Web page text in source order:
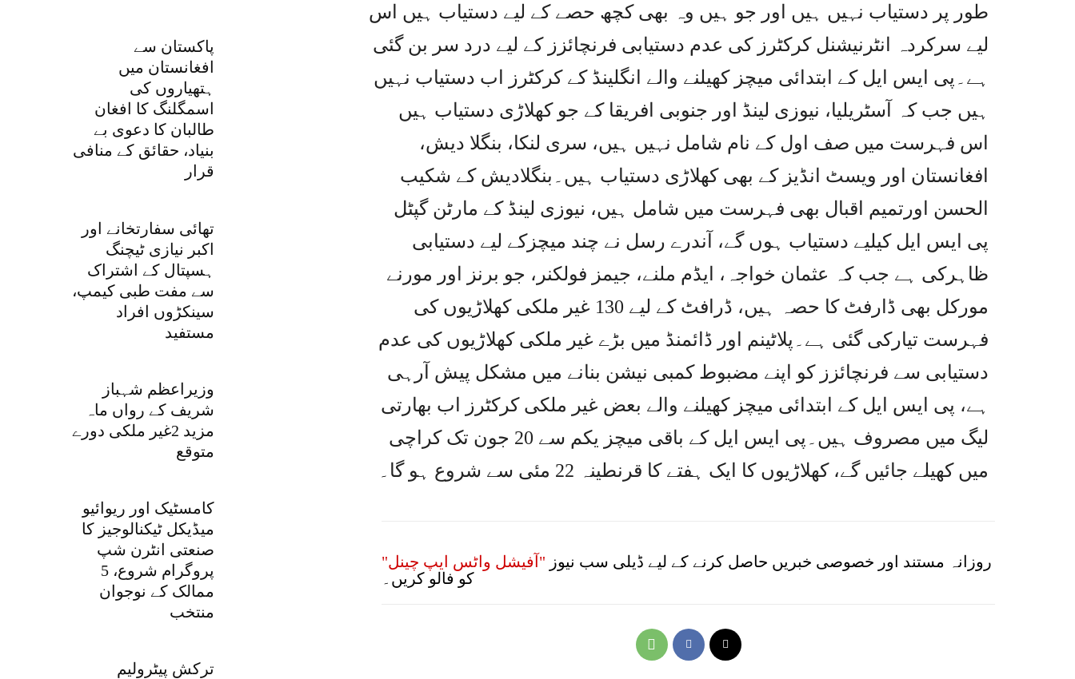
پاکستان سے
افغانستان میں
ہتھیاروں کی
اسمگلنگ کا افغان
طالبان کا دعوی بے
بنیاد، حقائق کے منافی
قرار
تھائی سفارتخانے اور
اکبر نیازی ٹیچنگ
ہسپتال کے اشتراک
سے مفت طبی کیمپ،
سینکڑوں افراد
مستفید
وزیراعظم شہباز
شریف کے رواں ماہ
مزید 2غیر ملکی دورے
متوقع
کامسٹیک اور ریوائیو
میڈیکل ٹیکنالوجیز کا
صنعتی انٹرن شپ
پروگرام شروع، 5
ممالک کے نوجوان
منتخب
ترکش پیٹرولیم
طور پر دستیاب نہیں ہیں اور جو ہیں وہ بھی کچھ حصے کے لیے دستیاب ہیں اس
لیے سرکردہ انٹرنیشنل کرکٹرز کی عدم دستیابی فرنچائزز کے لیے درد سر بن گئی
ہے۔پی ایس ایل کے ابتدائی میچز کھیلنے والے انگلینڈ کے کرکٹرز اب دستیاب نہیں
ہیں جب کہ آسٹریلیا، نیوزی لینڈ اور جنوبی افریقا کے جو کھلاڑی دستیاب ہیں
اس فہرست میں صف اول کے نام شامل نہیں ہیں، سری لنکا، بنگلا دیش،
افغانستان اور ویسٹ انڈیز کے بھی کھلاڑی دستیاب ہیں۔بنگلادیش کے شکیب
الحسن اورتمیم اقبال بھی فہرست میں شامل ہیں، نیوزی لینڈ کے مارٹن گپٹل
پی ایس ایل کیلیے دستیاب ہوں گے، آندرے رسل نے چند میچزکے لیے دستیابی
ظاہرکی ہے جب کہ عثمان خواجہ، ایڈم ملنے، جیمز فولکنر، جو برنز اور مورنے
مورکل بھی ڈارفٹ کا حصہ ہیں، ڈرافٹ کے لیے 130 غیر ملکی کھلاڑیوں کی
فہرست تیارکی گئی ہے۔پلاٹینم اور ڈائمنڈ میں بڑے غیر ملکی کھلاڑیوں کی عدم
دستیابی سے فرنچائزز کو اپنے مضبوط کمبی نیشن بنانے میں مشکل پیش آرہی
ہے، پی ایس ایل کے ابتدائی میچز کھیلنے والے بعض غیر ملکی کرکٹرز اب بھارتی
لیگ میں مصروف ہیں۔پی ایس ایل کے باقی میچز یکم سے 20 جون تک کراچی
میں کھیلے جائیں گے، کھلاڑیوں کا ایک ہفتے کا قرنطینہ 22 مئی سے شروع ہو گا۔
روزانہ مستند اور خصوصی خبریں حاصل کرنے کے لیے ڈیلی سب نیوز "آفیشل واٹس ایپ چینل"
کو فالو کریں۔